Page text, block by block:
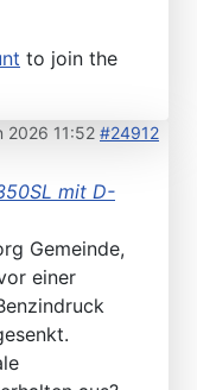
to join the
2026 11:52 #24912
mit D-
Gemeinde,
einer